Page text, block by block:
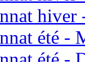
hiver
été -